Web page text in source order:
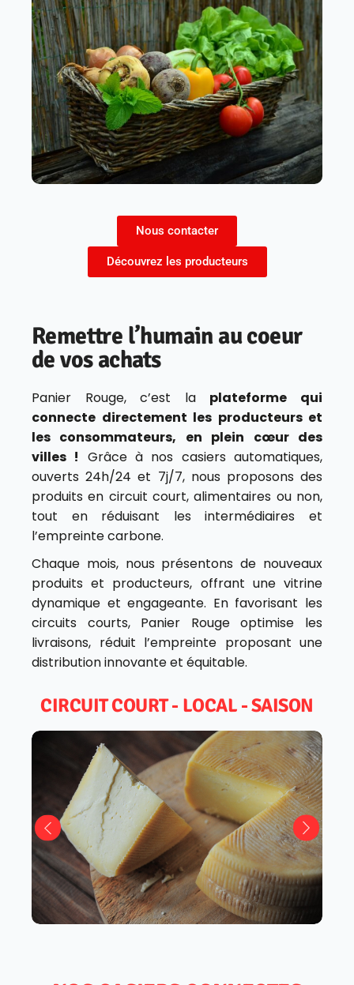
Nous contacter
Découvrez les producteurs
Remettre l’humain au coeur
de vos achats
Panier Rouge, c’est la plateforme qui
connecte directement les producteurs et
les consommateurs, en plein cœur des
villes ! Grâce à nos casiers automatiques,
ouverts 24h/24 et 7j/7, nous proposons des
produits en circuit court, alimentaires ou non,
tout en réduisant les intermédiaires et
l’empreinte carbone.
Chaque mois, nous présentons de nouveaux
produits et producteurs, offrant une vitrine
dynamique et engageante. En favorisant les
circuits courts, Panier Rouge optimise les
livraisons, réduit l’empreinte proposant une
distribution innovante et équitable.
CIRCUIT COURT - LOCAL - SAISON